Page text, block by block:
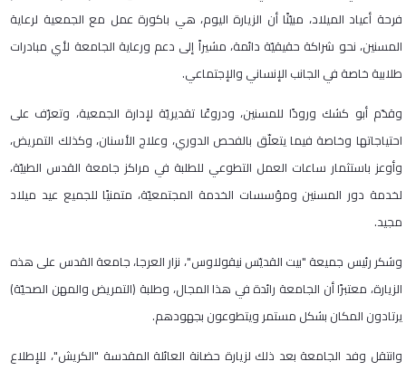
فرحة أعياد الميلاد، مبيّنًا أن الزيارة اليوم، هي باكورة عمل مع الجمعية لرعاية
المسنين، نحو شراكة حقيقيّة دائمة، مشيراً إلى دعم ورعاية الجامعة لأي مبادرات
طلابية خاصة في الجانب الإنساني والإجتماعي.
وقدّم أبو كشك ورودًا للمسنين، ودروعًا تقديريّة لإدارة الجمعية، وتعرّف على
احتياجاتها وخاصة فيما يتعلّق بالفحص الدوري، وعلاج الأسنان، وكذلك التمريض،
وأوعز باستثمار ساعات العمل التطوعي للطلبة في مراكز جامعة القدس الطبيّة،
لخدمة دور المسنين ومؤسسات الخدمة المجتمعيّة، متمنيًا للجميع عيد ميلاد
مجيد.
وشكر رئيس جميعة "بيت القديّس نيقولاوس"، نزار العرجا، جامعة القدس على هذه
الزيارة، معتبرًا أن الجامعة رائدة في هذا المجال، وطلبة (التمريض والمهن الصحيّة)
يرتادون المكان بشكل مستمر ويتطوعون بجهودهم.
وانتقل وفد الجامعة بعد ذلك لزيارة حضانة العائلة المقدسة "الكريش"، للإطلاع